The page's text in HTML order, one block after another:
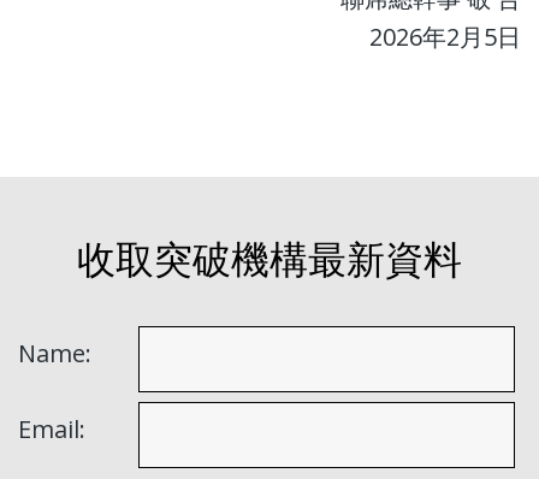
2026年2月5日
收取突破機構最新資料
Name:
Email: